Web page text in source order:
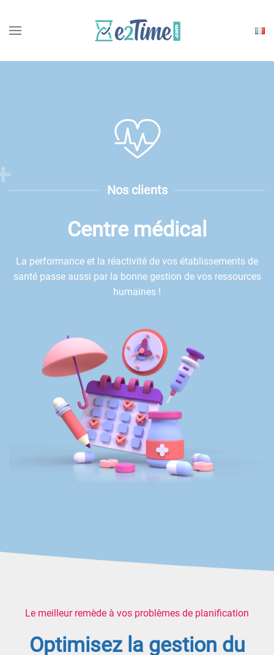
une
Nos clients
Centre médical
La performance et la réactivité de vos établissements de
santé passe aussi par la bonne gestion de vos ressources
humaines !
Le meilleur remède à vos problèmes de planification
Optimisez la gestion du